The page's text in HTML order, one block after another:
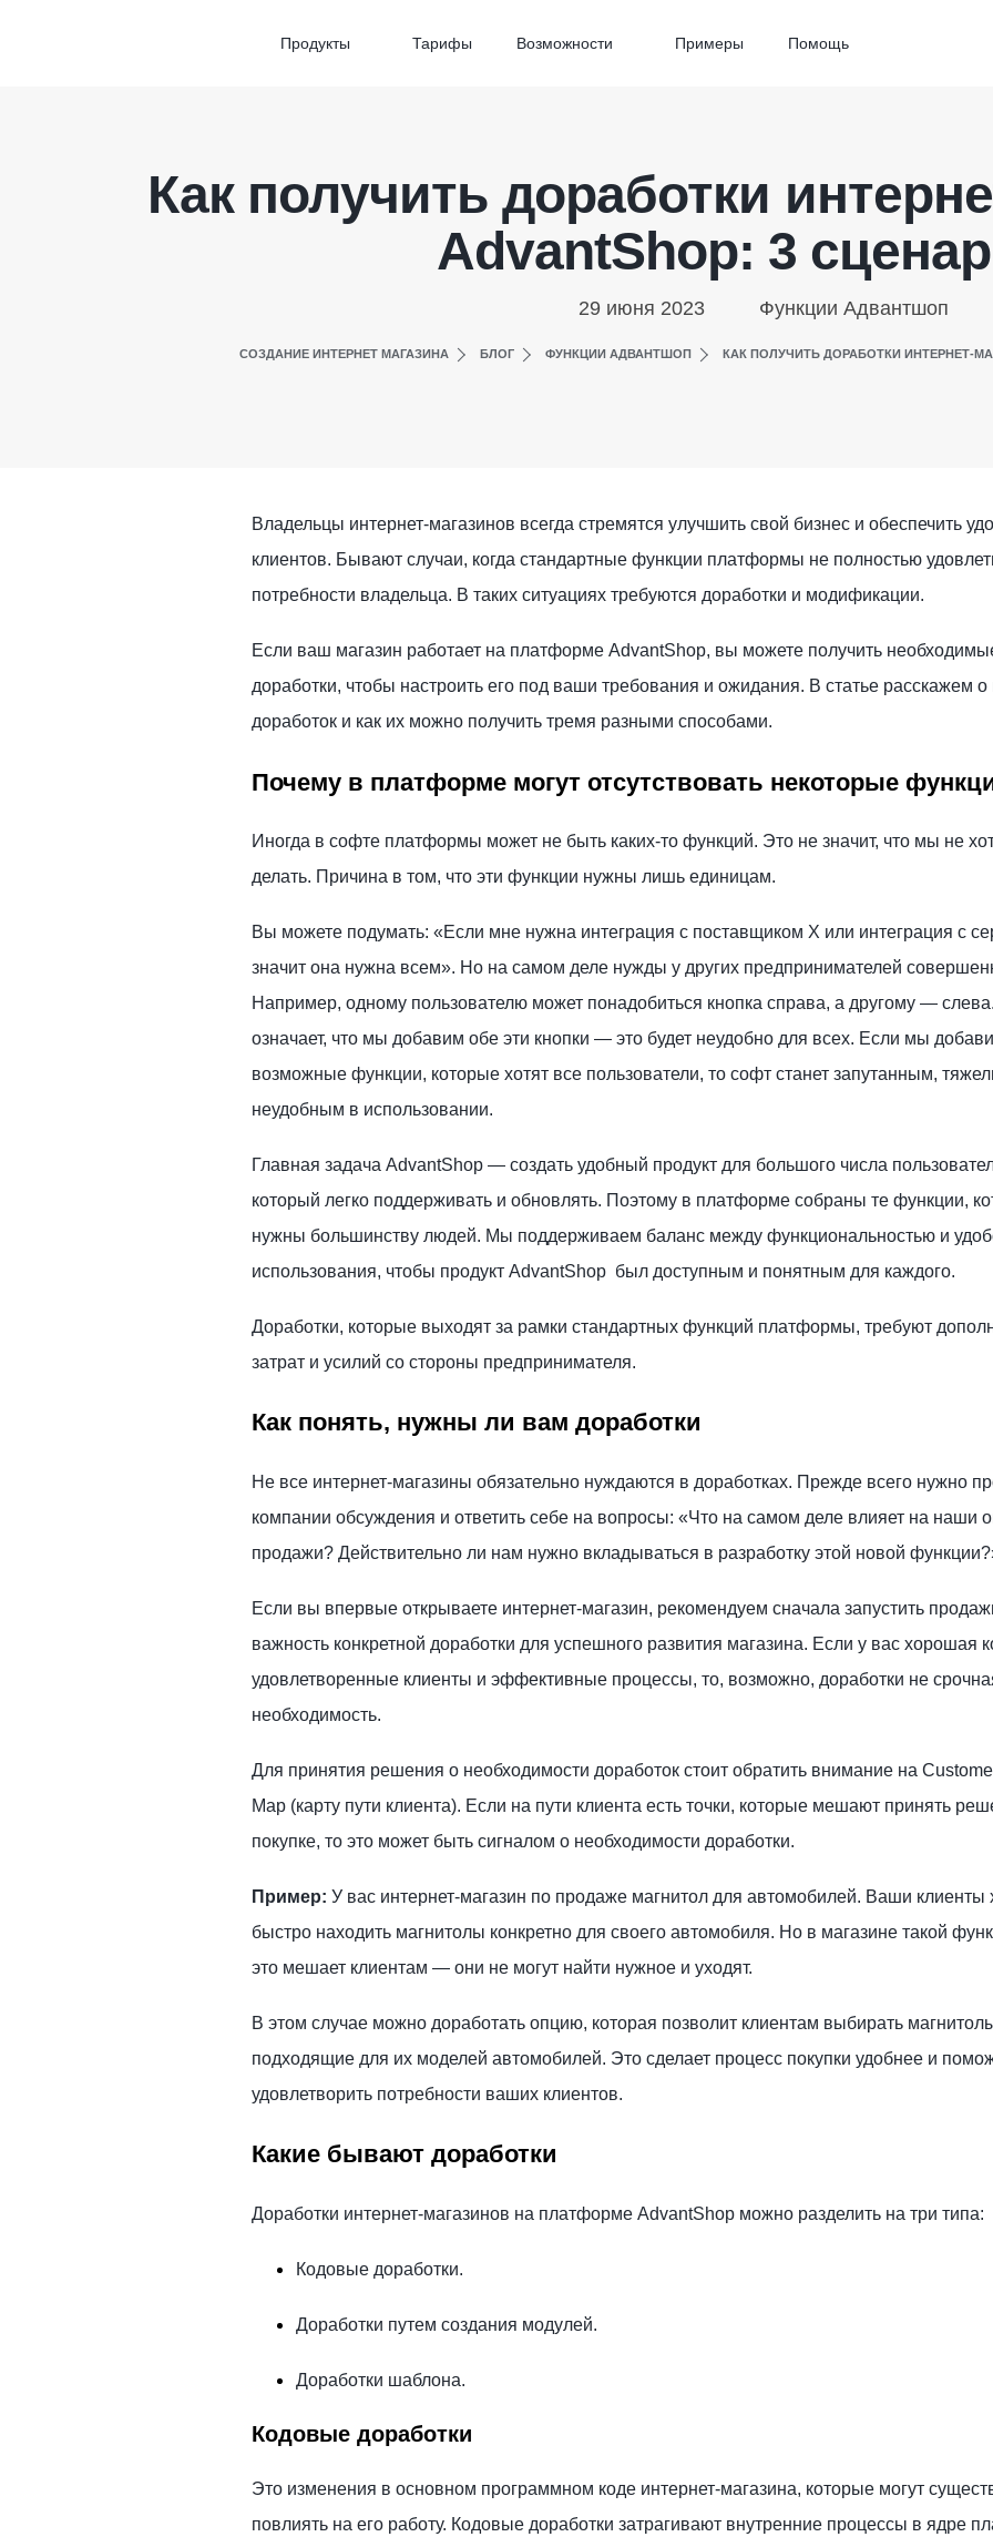
Продукты Тарифы Возможности Примеры Помощь
Как получить доработки
AdvantShop: 3
29 июня 2023 Функции Адвантшоп
СОЗДАНИЕ ИНТЕРНЕТ МАГАЗИНА БЛОГ ФУНКЦИИ АДВАНТШОП КАК ПОЛУЧИТЬ ДОРАБОТКИ ИНТЕРНЕТ-
Владельцы интернет-магазинов всегда стремятся улучшить свой бизнес и обеспечить
клиентов. Бывают случаи, когда стандартные функции платформы не полностью
потребности владельца. В таких ситуациях требуются доработки и модификации.
Если ваш магазин работает на платформе AdvantShop, вы можете получить
доработки, чтобы настроить его под ваши требования и ожидания. В статье расскажем о
доработок и как их можно получить тремя разными способами.
Почему в платформе могут отсутствовать некоторые
Иногда в софте платформы может не быть каких-то функций. Это не значит, что мы не
делать. Причина в том, что эти функции нужны лишь единицам.
Вы можете подумать: «Если мне нужна интеграция с поставщиком Х или интеграция с
значит она нужна всем». Но на самом деле нужды у других предпринимателей
Например, одному пользователю может понадобиться кнопка справа, а другому —
означает, что мы добавим обе эти кнопки — это будет неудобно для всех. Если мы
возможные функции, которые хотят все пользователи, то софт станет запутанным,
неудобным в использовании.
Главная задача AdvantShop — создать удобный продукт для большого числа
который легко поддерживать и обновлять. Поэтому в платформе собраны те функции,
нужны большинству людей. Мы поддерживаем баланс между функциональностью и
использования, чтобы продукт AdvantShop был доступным и понятным для каждого.
Доработки, которые выходят за рамки стандартных функций платформы, требуют
затрат и усилий со стороны предпринимателя.
Как понять, нужны ли вам доработки
Не все интернет-магазины обязательно нуждаются в доработках. Прежде всего нужно
компании обсуждения и ответить себе на вопросы: «Что на самом деле влияет на наши
продажи? Действительно ли нам нужно вкладываться в разработку этой новой
Если вы впервые открываете интернет-магазин, рекомендуем сначала запустить
важность конкретной доработки для успешного развития магазина. Если у вас хорошая
удовлетворенные клиенты и эффективные процессы, то, возможно, доработки не
необходимость.
Для принятия решения о необходимости доработок стоит обратить внимание на
Map (карту пути клиента). Если на пути клиента есть точки, которые мешают принять
покупке, то это может быть сигналом о необходимости доработки.
Пример: У вас интернет-магазин по продаже магнитол для автомобилей. Ваши клиенты
быстро находить магнитолы конкретно для своего автомобиля. Но в магазине такой
это мешает клиентам — они не могут найти нужное и уходят.
В этом случае можно доработать опцию, которая позволит клиентам выбирать
подходящие для их моделей автомобилей. Это сделает процесс покупки удобнее и
удовлетворить потребности ваших клиентов.
Какие бывают доработки
Доработки интернет-магазинов на платформе AdvantShop можно разделить на три типа:
Кодовые доработки.
Доработки путем создания модулей.
Доработки шаблона.
Кодовые доработки
Это изменения в основном программном коде интернет-магазина, которые могут
повлиять на его работу. Кодовые доработки затрагивают внутренние процессы в ядре